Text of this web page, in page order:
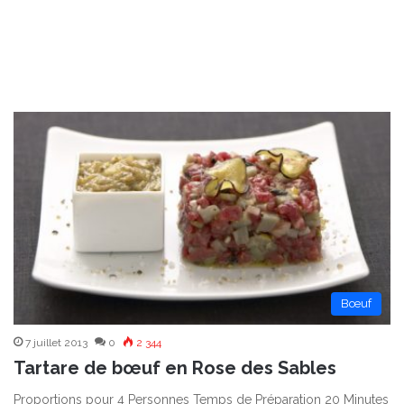
Bœuf
7 juillet 2013 0 2 344
Tartare de bœuf en Rose des Sables
Proportions pour 4 Personnes Temps de Préparation 20 Minutes